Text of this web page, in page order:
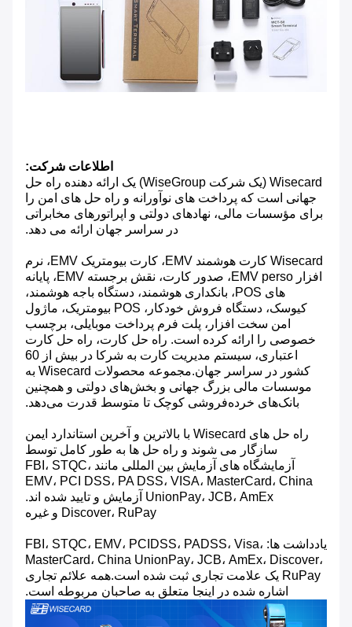
اطلاعات شرکت:
Wisecard (یک شرکت WiseGroup) یک ارائه دهنده راه حل
جهانی است که پرداخت های نوآورانه و راه حل های امن را
برای مؤسسات مالی، نهادهای دولتی و اپراتورهای مخابراتی
در سراسر جهان ارائه می دهد.
Wisecard کارت هوشمند EMV، کارت بیومتریک EMV، نرم
افزار EMV perso، صدور کارت، نقش برجسته EMV، پایانه
های POS، بانکداری هوشمند، دستگاه باجه هوشمند،
کیوسک، دستگاه فروش خودکار، POS بیومتریک، ماژول
امن سخت افزار، پلت فرم پرداخت موبایلی، برچسب
خصوصی را ارائه کرده است. راه حل کارت، راه حل کارت
اعتباری، سیستم مدیریت کارت به شرکا در بیش از 60
کشور در سراسر جهان.مجموعه محصولات Wisecard به
موسسات مالی بزرگ جهانی و بخش‌های دولتی و همچنین
بانک‌های خرده‌فروشی کوچک تا متوسط ​​قدرت می‌دهد.
راه حل های Wisecard با بالاترین و آخرین استاندارد ایمن
سازگار می شوند و راه حل ها به طور کامل توسط
آزمایشگاه های آزمایش بین المللی مانند FBI، STQC،
EMV، PCI DSS، PA DSS، VISA، MasterCard، China
UnionPay، JCB، AmEx آزمایش و تایید شده اند.
Discover، RuPay و غیره
یادداشت ها: FBI، STQC، EMV، PCIDSS، PADSS، Visa،
MasterCard، China UnionPay، JCB، AmEx، Discover،
RuPay یک علامت تجاری ثبت شده است.همه علائم تجاری
اشاره شده در اینجا متعلق به صاحبان مربوطه است.